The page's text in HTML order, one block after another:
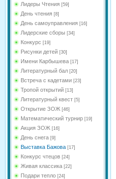
Лидеры Чтения [59]
День чтения [8]
День самоуправления [16]
Лидерские сборы [34]
Конкурс [19]
Рисунки детей [30]
Имени Карбышева [17]
Литературный бал [20]
Встреча с кадетами [23]
Тропой открытий [13]
Литературный квест [5]
Открытие ЗОЖ [46]
Математический турнир [19]
Акция ЗОЖ [16]
День снега [9]
Выставка Бажова [17]
Конкурс чтецов [24]
Живая классика [22]
Подари тепло [24]